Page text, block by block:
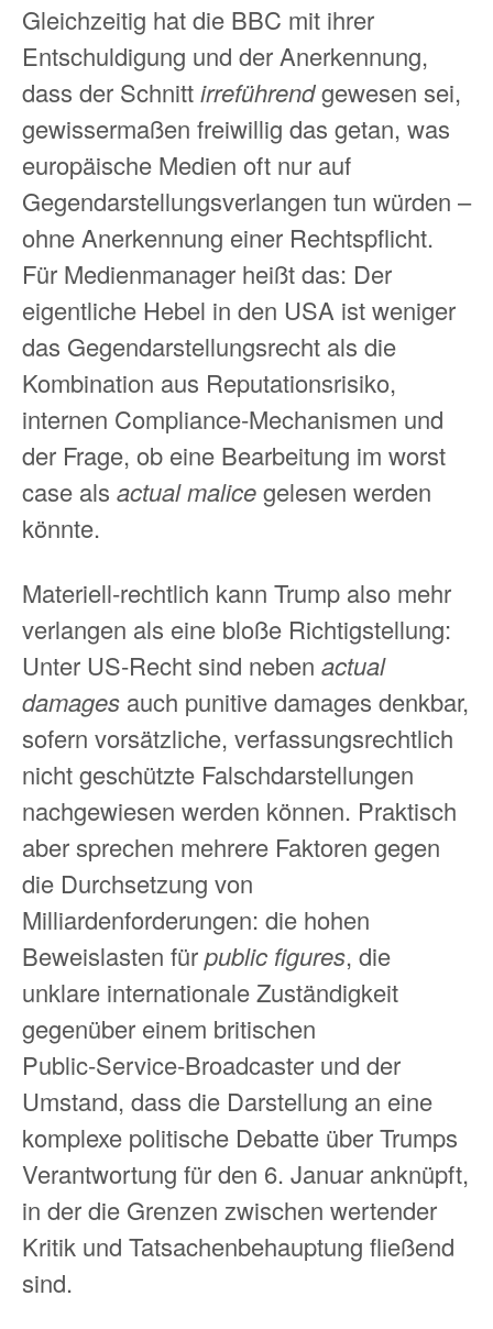
Gleichzeitig hat die BBC mit ihrer
Entschuldigung und der Anerkennung,
dass der Schnittirreführendgewesen sei,
gewissermaßen freiwillig das getan, was
europäische Medien oft nur auf
Gegendarstellungsverlangen tun würden –
ohne Anerkennung einer Rechtspflicht.
Für Medienmanager heißt das: Der
eigentliche Hebel in den USA ist weniger
das Gegendarstellungsrecht als die
Kombination aus Reputationsrisiko,
internen Compliance‑Mechanismen und
der Frage, ob eine Bearbeitung im worst
case als actual malicegelesen werden
könnte.
Materiell‑rechtlich kann Trump also mehr
verlangen als eine bloße Richtigstellung:
Unter US‑Recht sind neben actual
damages auch punitive damages denkbar,
sofern vorsätzliche, verfassungsrechtlich
nicht geschützte Falschdarstellungen
nachgewiesen werden können. Praktisch
aber sprechen mehrere Faktoren gegen
die Durchsetzung von
Milliardenforderungen: die hohen
Beweislasten fürpublic figures, die
unklare internationale Zuständigkeit
gegenüber einem britischen
Public‑Service‑Broadcaster und der
Umstand, dass die Darstellung an eine
komplexe politische Debatte über Trumps
Verantwortung für den 6. Januar anknüpft,
in der die Grenzen zwischen wertender
Kritik und Tatsachenbehauptung fließend
sind.